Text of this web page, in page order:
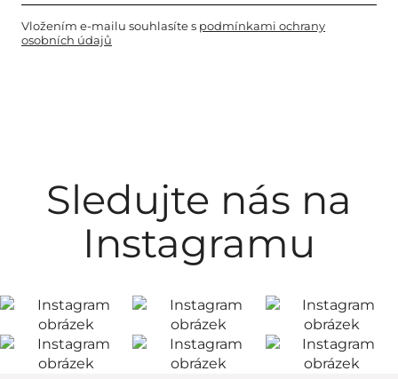
Vložením e-mailu souhlasíte s podmínkami ochrany
osobních údajů
Sledujte nás na
Instagramu